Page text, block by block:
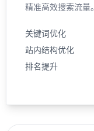
精准高效搜索流量。
关键词优化
站内结构优化
排名提升